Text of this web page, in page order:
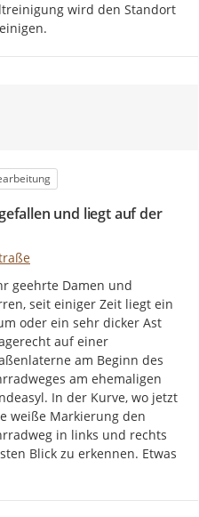
wird den Standort
und liegt auf der
geehrte Damen und
seit einiger Zeit liegt ein
oder ein sehr dicker Ast
auf einer
am Beginn des
am ehemaligen
In der Kurve, wo jetzt
weiße Markierung den
in links und rechts
Blick zu erkennen. Etwas